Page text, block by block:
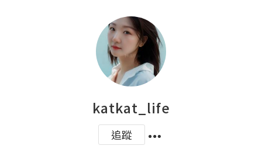
katkat_life
追蹤